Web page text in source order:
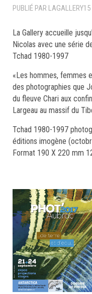
PUBLIÉ PAR LAGALLERY15
La Gallery accueille
Nicolas avec une série
Tchad 1980-1997
«Les hommes, femmes
des photographies que
du fleuve Chari aux
Largeau au massif du
Tchad 1980-1997
éditions imogène
Format 190 X 220 mm